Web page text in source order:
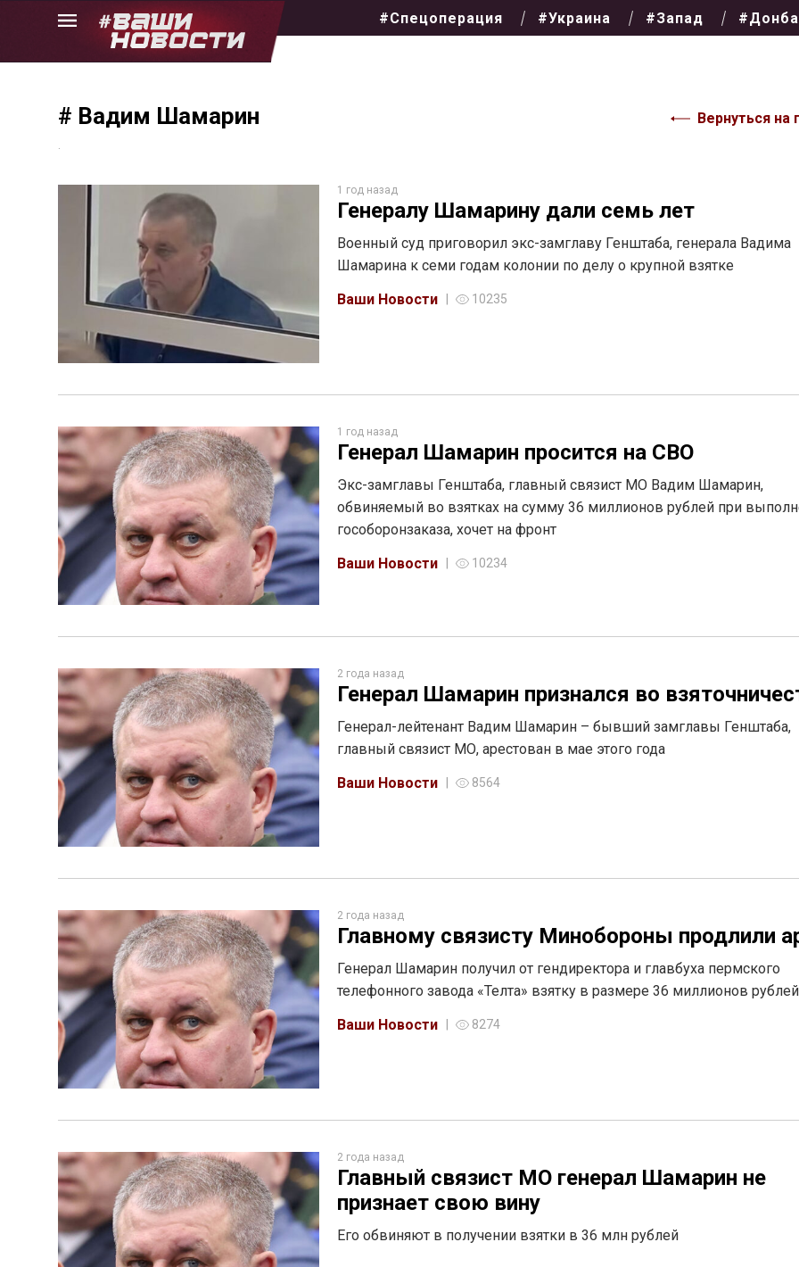
Skip
#Спецоперация #Украина #Запад
# Вадим Шамарин Вернуться на
1 год назад
Генералу Шамарину дали семь лет
Военный суд приговорил экс-замглаву Генштаба, генерала Вадима
Шамарина к семи годам колонии по делу о крупной взятке
Ваши Новости
10235
1 год назад
Генерал Шамарин просится на СВО
Экс-замглавы Генштаба, главный связист МО Вадим Шамарин,
обвиняемый во взятках на сумму 36 миллионов рублей при
гособоронзаказа, хочет на фронт
Ваши Новости
10234
2 года назад
Генерал Шамарин признался во
Генерал-лейтенант Вадим Шамарин – бывший замглавы Генштаба,
главный связист МО, арестован в мае этого года
Ваши Новости
8564
2 года назад
Главному связисту Минобороны продлили
Генерал Шамарин получил от гендиректора и главбуха пермского
телефонного завода «Телта» взятку в размере 36 миллионов рублей
Ваши Новости
8274
2 года назад
Главный связист МО генерал Шамарин не
признает свою вину
Его обвиняют в получении взятки в 36 млн рублей